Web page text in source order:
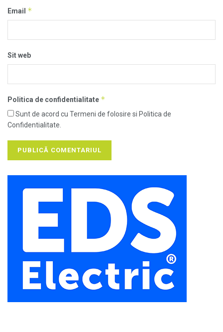
Email *
Sit web
Politica de confidentialitate *
Sunt de acord cu Termeni de folosire si Politica de
Confidentialitate.